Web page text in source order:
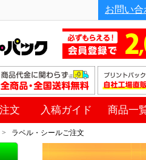
お問い合
文 入稿ガイド 商品一
ラベル・シールご注文